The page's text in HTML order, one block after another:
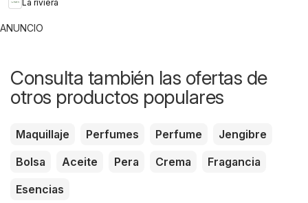
La riviera
ANUNCIO
Consulta también las ofertas de
otros productos populares
Maquillaje Perfumes Perfume
Jengibre
Bolsa
Aceite Pera Crema
Fragancia
Esencias